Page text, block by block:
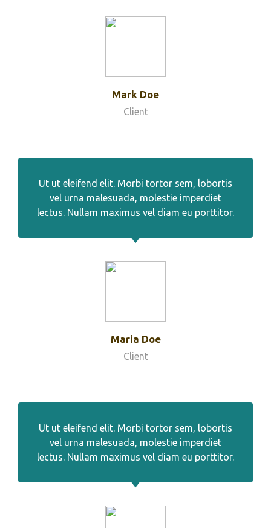
Mark Doe
Client
Ut ut eleifend elit. Morbi tortor sem, lobortis
vel urna malesuada, molestie imperdiet
lectus. Nullam maximus vel diam eu porttitor.
Maria Doe
Client
Ut ut eleifend elit. Morbi tortor sem, lobortis
vel urna malesuada, molestie imperdiet
lectus. Nullam maximus vel diam eu porttitor.